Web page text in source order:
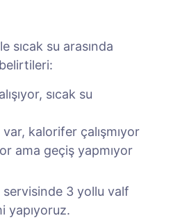
sıcak su arasında
sıcak su
var, kalorifer çalışmıyor
ama geçiş yapmıyor
3 yollu valf
yapıyoruz.